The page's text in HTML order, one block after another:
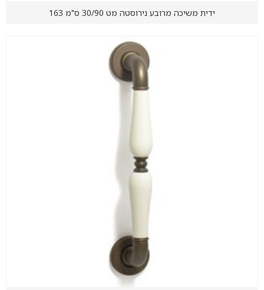
ידית משיכה מרובע נירוסטה מט 30/90 ס"מ 163